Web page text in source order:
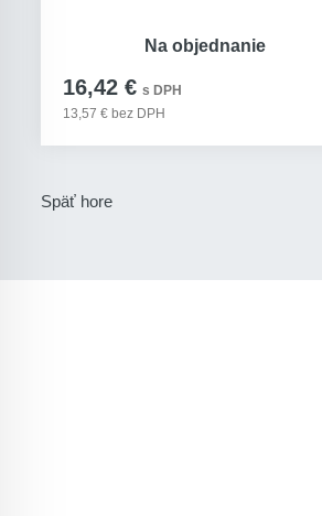
16,42 € s DPH
13,57 € bez DPH
Na objednanie
Späť hore